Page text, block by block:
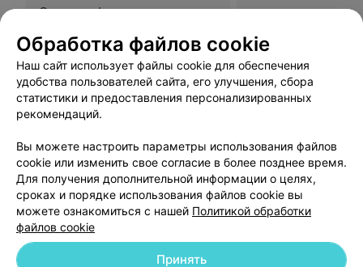
Синус-лифтинг
Цена по запросу
Отзыв. Замечательный хирург! Перед приемом сняла
линзы, поэтому не смогу назвать имя, только описать:
молодая красивая брюнетка, стрижка каре, тёмный
волос. Удаляла мне корни зубов, которые остались
клиники, который убеждал меня, что мне ...кажется,
что в десне что-то осталось и отказался делать
снимок. Десны не заживали, болели, боялась очень. В
клинике Боброва сделали снимок и до, и после. Все
удалили, совершенно не больно. Успокаивали,
поддерживали. Очень благодарна. Первый раз в жизни
встретила спокойного, доброжелательного,
внимательного доктора. ОГРОМНОЕ ИСКРЕННЕЕ
СПАСИБО!!!
Добавить компанию
Обработка файлов cookie
Наш сайт использует файлы cookie для обеспечения
удобства пользователей сайта, его улучшения, сбора
статистики и предоставления персонализированных
рекомендаций.
Вы можете настроить параметры использования файлов
cookie или изменить свое согласие в более позднее время.
Для получения дополнительной информации о целях,
сроках и порядке использования файлов cookie вы
можете ознакомиться с нашей Политикой обработки
файлов cookie
Принять